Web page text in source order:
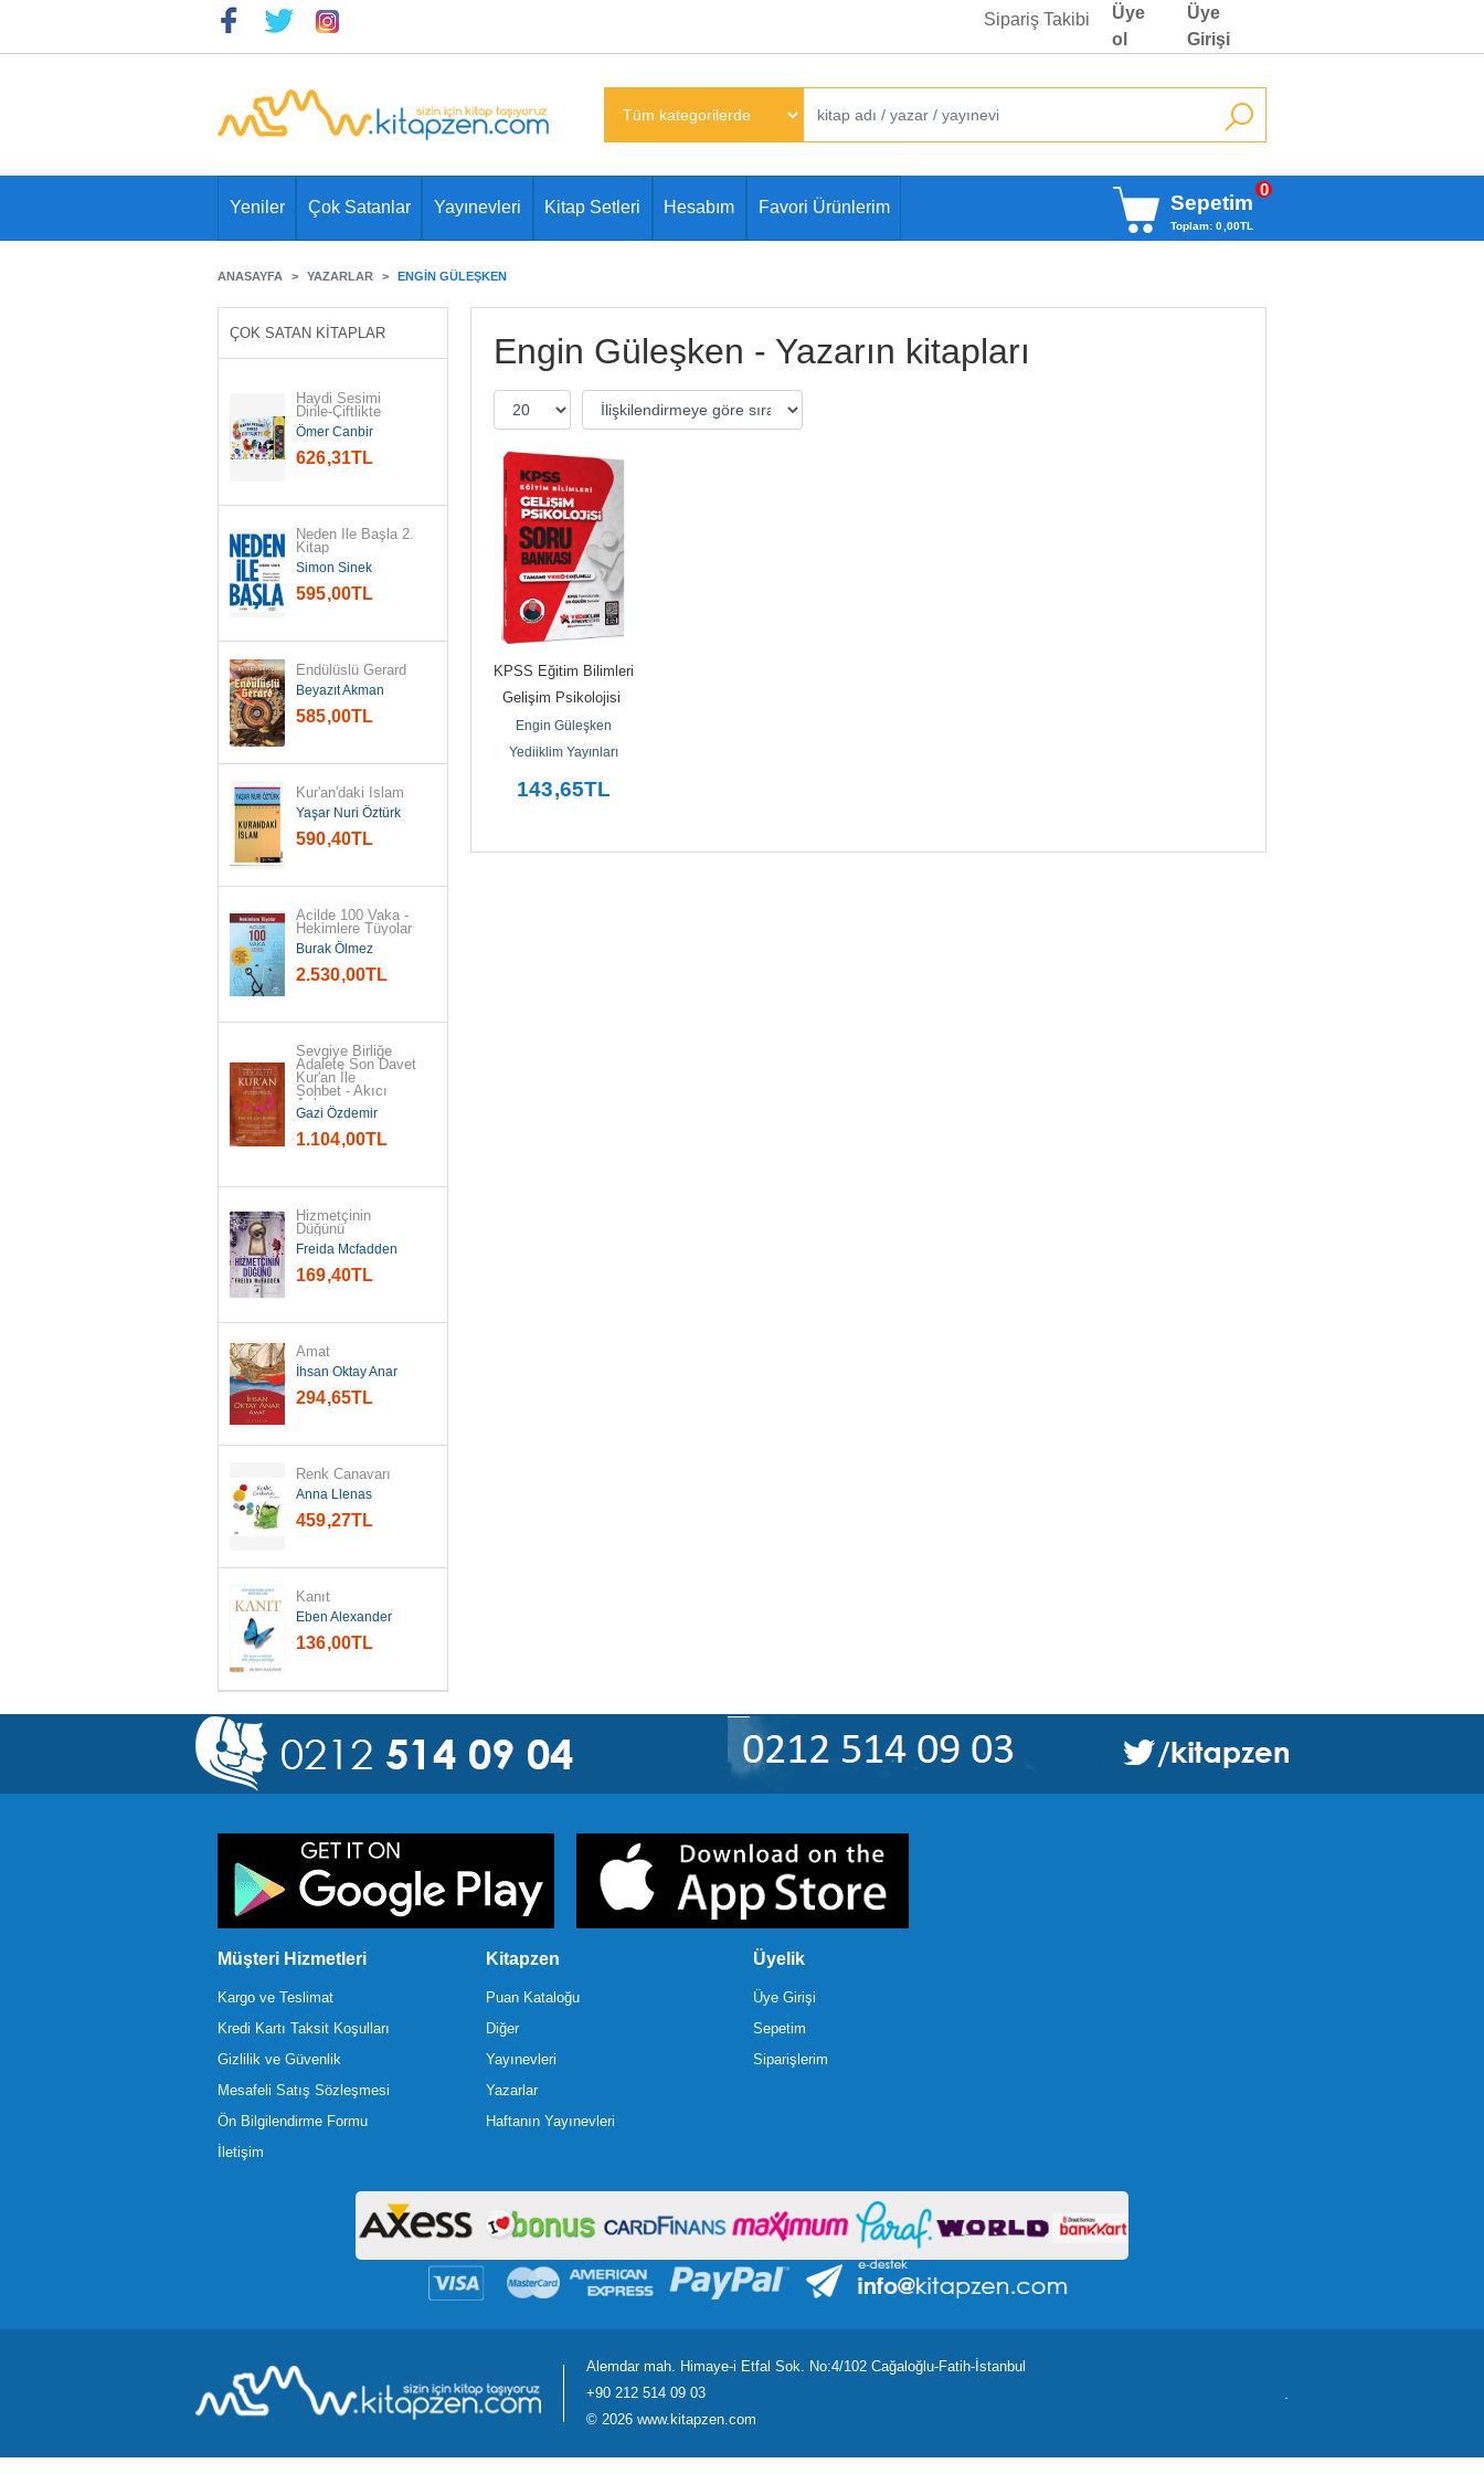
Sipariş Takibi
Üye
ol
Üye
Girişi
Yeniler Çok Satanlar Yayınevleri Kitap Setleri Hesabım Favori Ürünlerim Sepetim
Toplam: 0 ,00TL
0
ANASAYFA YAZARLAR ENGIN GÜLEŞKEN
ÇOK SATAN KITAPLAR
Haydi Sesimi
Dinle-Çiftlikte
Ömer Canbir
626,31TL
Neden İle Başla 2.
Kitap
Simon Sinek
595,00TL
Endülüslü Gerard
Beyazıt Akman
585,00TL
Kur'an'daki İslam
Yaşar Nuri Öztürk
590,40TL
Acilde 100 Vaka -
Hekimlere Tüyolar
Burak Ölmez
2.530,00TL
Sevgiye Birliğe
Adalete Son Davet
Kur'an İle
Sohbet - Akıcı
Anlam...
Gazi Özdemir
1.104,00TL
Hizmetçinin
Düğünü
Freida Mcfadden
169,40TL
Amat
İhsan Oktay Anar
294,65TL
Renk Canavarı
Anna Llenas
459,27TL
Kanıt
Eben Alexander
136,00TL
Engin Güleşken - Yazarın kitapları
KPSS Eğitim Bilimleri
Gelişim Psikolojisi
Soru Bankası
Engin Güleşken
Yediiklim Yayınları
143,65TL
Müşteri Hizmetleri
Kargo ve Teslimat
Kredi Kartı Taksit Koşulları
Gizlilik ve Güvenlik
Mesafeli Satış Sözleşmesi
Ön Bilgilendirme Formu
İletişim
Kitapzen
Puan Kataloğu
Diğer
Yayınevleri
Yazarlar
Haftanın Yayınevleri
Üyelik
Üye Girişi
Sepetim
Siparişlerim
Alemdar mah. Himaye-i Etfal Sok. No:4/102 Cağaloğlu-Fatih-İstanbul
+90 212 514 09 03
© 2026 www.kitapzen.com